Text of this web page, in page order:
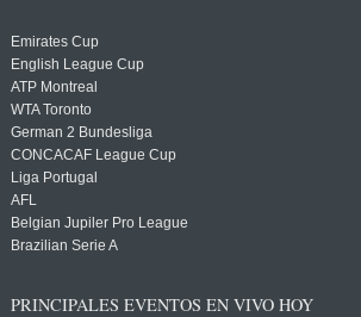
Emirates Cup
English League Cup
ATP Montreal
WTA Toronto
German 2 Bundesliga
CONCACAF League Cup
Liga Portugal
AFL
Belgian Jupiler Pro League
Brazilian Serie A
PRINCIPALES EVENTOS EN VIVO HOY